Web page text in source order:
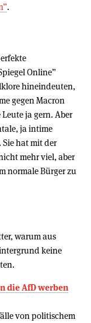
.
Online”
hineindeuten,
gegen Macron
ja gern. Aber
ja intime
hat mit der
mehr viel, aber
normale Bürger zu
warum aus
keine
die AfD werben
von politischem